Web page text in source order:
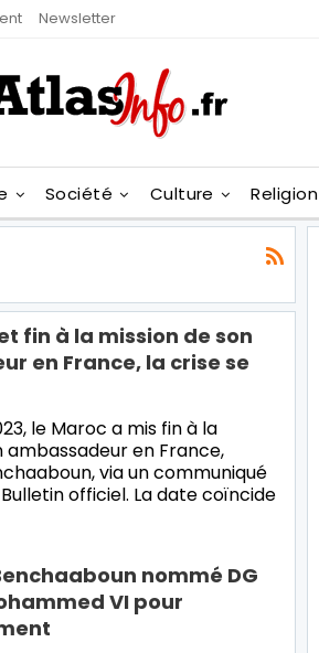
Newsletter
Société Culture Religion
fin à la mission de son
en France, la crise se
le Maroc a mis fin à la
ambassadeur en France,
via un communiqué
officiel. La date coïncide
nommé DG
VI pour